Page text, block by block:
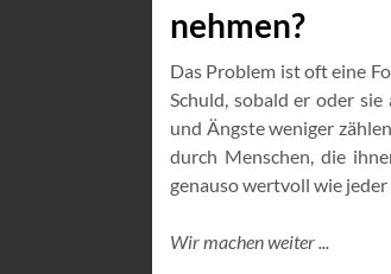
nehmen?
Das Problem ist oft eine
Schuld, sobald er oder
und Ängste weniger
durch Menschen, die
genauso wertvoll wie
Wir machen weiter ...